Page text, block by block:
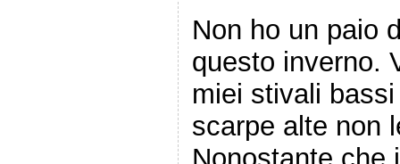
Non ho un paio
questo inverno.
miei stivali
scarpe alte non